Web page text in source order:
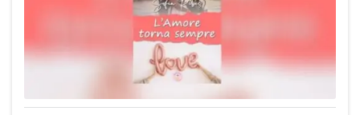
Royal romance
Second-Chance romance
Sport romance